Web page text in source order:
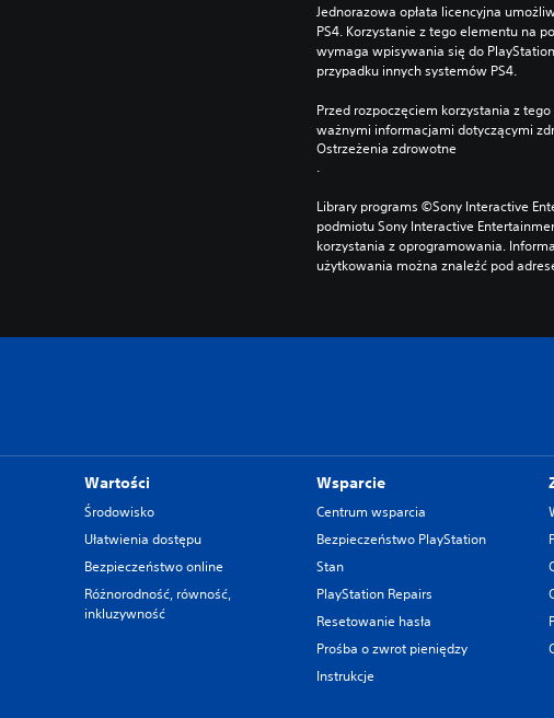
Jednorazowa opłata licencyjna
PS4. Korzystanie z tego elementu na
wymaga wpisywania się do
przypadku innych systemów PS4.
Przed rozpoczęciem korzystania z
ważnymi informacjami dotyczącymi
Ostrzeżenia zdrowotne
.
Library programs ©Sony Interactive
podmiotu Sony Interactive
korzystania z oprogramowania.
użytkowania można znaleźć pod
Wartości
Środowisko
Ułatwienia dostępu
Bezpieczeństwo online
Różnorodność, równość,
inkluzywność
Wsparcie
Centrum wsparcia
Bezpieczeństwo PlayStation
Stan
PlayStation Repairs
Resetowanie hasła
Prośba o zwrot pieniędzy
Instrukcje